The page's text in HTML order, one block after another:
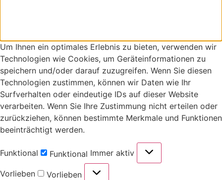
Um Ihnen ein optimales Erlebnis zu bieten, verwenden wir
Technologien wie Cookies, um Geräteinformationen zu
speichern und/oder darauf zuzugreifen. Wenn Sie diesen
Technologien zustimmen, können wir Daten wie Ihr
Surfverhalten oder eindeutige IDs auf dieser Website
verarbeiten. Wenn Sie Ihre Zustimmung nicht erteilen oder
zurückziehen, können bestimmte Merkmale und Funktionen
beeinträchtigt werden.
Funktional Funktional Immer aktiv
Vorlieben Vorlieben